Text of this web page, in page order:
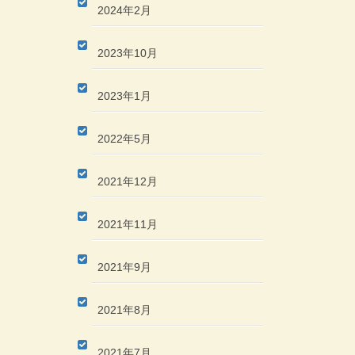
2024年2月
2023年10月
2023年1月
2022年5月
2021年12月
2021年11月
2021年9月
2021年8月
2021年7月